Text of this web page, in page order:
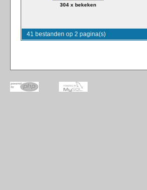
304 x bekeken
41 bestanden op 2 pagina(s)